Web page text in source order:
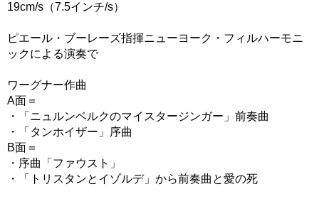
19cm/s（7.5インチ/s）
ピエール・ブーレーズ指揮ニューヨーク・フィルハーモニ
ックによる演奏で
ワーグナー作曲
A面＝
・「ニュルンベルクのマイスタージンガー」前奏曲
・「タンホイザー」序曲
B面＝
・序曲「ファウスト」
・「トリスタンとイゾルデ」から前奏曲と愛の死